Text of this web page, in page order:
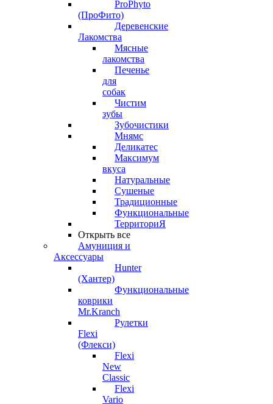
ProPhyto
(ПроФито)
Деревенские
Лакомства
Мясные
лакомства
Печенье
для
собак
Чистим
зубы
Зубочистики
Мнямс
Деликатес
Максимум
вкуса
Натуральные
Сушеные
Традиционные
Функциональные
ТерриториЯ
Открыть все
Амуниция и
Аксессуары
Hunter
(Хантер)
Функциональные
коврики
Mr.Kranch
Рулетки
Flexi
(Флекси)
Flexi
New
Classic
Flexi
Vario